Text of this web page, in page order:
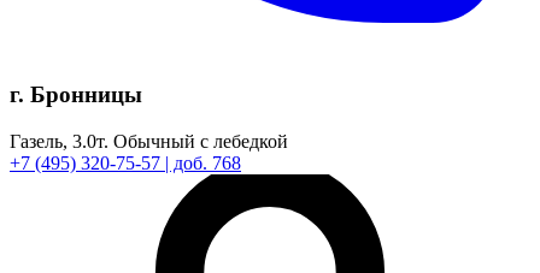
г. Бронницы
Газель, 3.0т. Обычный с лебедкой
+7 (495) 320-75-57 | доб. 768